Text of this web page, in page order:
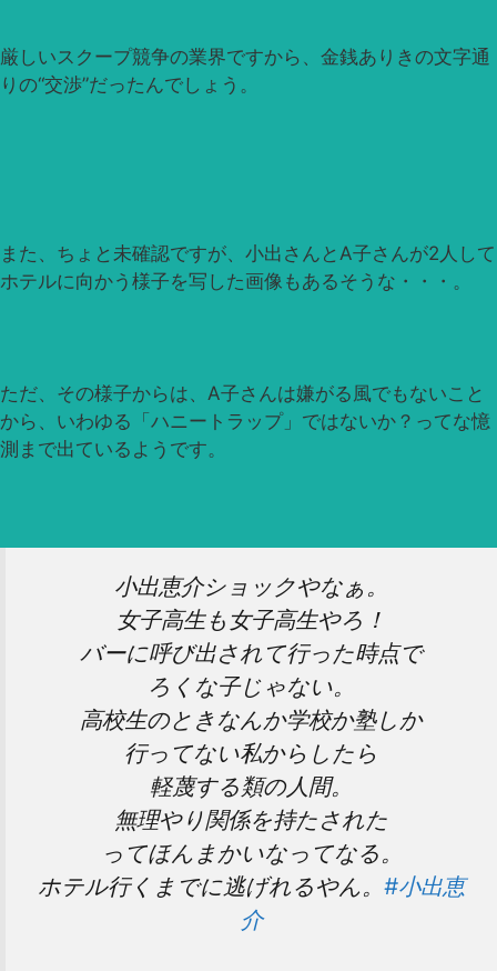
厳しいスクープ競争の業界ですから、金銭ありきの文字通
りの“交渉”だったんでしょう。
また、ちょと未確認ですが、小出さんとA子さんが2人して
ホテルに向かう様子を写した画像もあるそうな・・・。
ただ、その様子からは、A子さんは嫌がる風でもないこと
から、いわゆる「ハニートラップ」ではないか？ってな憶
測まで出ているようです。
小出恵介ショックやなぁ。
女子高生も女子高生やろ！
バーに呼び出されて行った時点で
ろくな子じゃない。
高校生のときなんか学校か塾しか
行ってない私からしたら
軽蔑する類の人間。
無理やり関係を持たされた
ってほんまかいなってなる。
ホテル行くまでに逃げれるやん。 #小出恵
介